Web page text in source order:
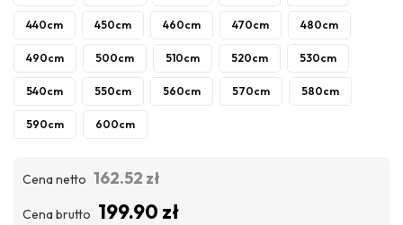
440cm 450cm 460cm 470cm 480cm
490cm 500cm 510cm 520cm 530cm
540cm 550cm 560cm 570cm 580cm
590cm 600cm
Cena netto 162.52 zł
Cena brutto 199.90 zł